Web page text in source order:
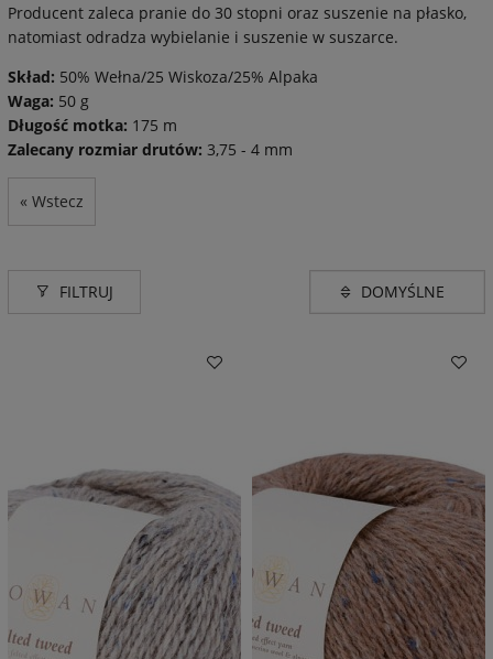
Producent zaleca pranie do 30 stopni oraz suszenie na płasko,
natomiast odradza wybielanie i suszenie w suszarce.
Skład: 50% Wełna/25 Wiskoza/25% Alpaka
Waga: 50 g
Długość motka: 175 m
Zalecany rozmiar drutów: 3,75 - 4 mm
« Wstecz
FILTRUJ